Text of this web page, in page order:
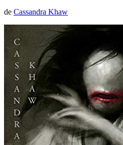
de Cassandra Khaw